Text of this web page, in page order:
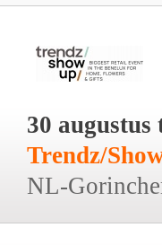
30 augustus
Trendz/
NL-